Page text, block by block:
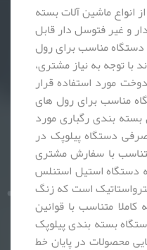
انواع ماشین آلات بسته
و غیر فتوسل دار قابل
مناسب برای رول
با توجه به نیاز مشتری،
مورد استفاده قرار
مناسب برای رول های
بندی رگباری مورد
دستگاه پیلوپک در
با سفارش مشتری
دستگاه استیل استنلس
است که زنگ
متناسب با قوانین
بسته بندی پیلوپک
محصولات در پایان خط